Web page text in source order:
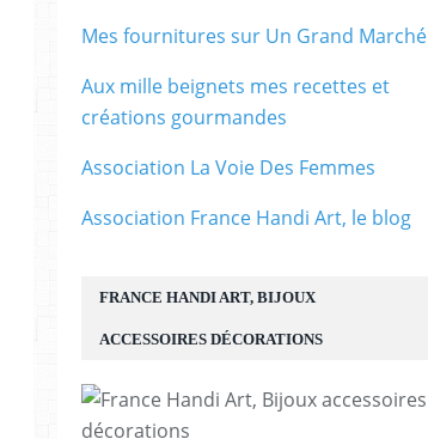
FRANCE HANDI ART, BIJOUX
ACCESSOIRES DÉCORATIONS
Mes fournitures sur Un Grand Marché
Aux mille beignets mes recettes et
créations gourmandes
Association La Voie Des Femmes
Association France Handi Art, le blog